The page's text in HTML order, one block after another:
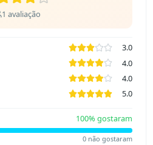
1 avaliação
3.0
4.0
4.0
5.0
100% gostaram
0 não gostaram